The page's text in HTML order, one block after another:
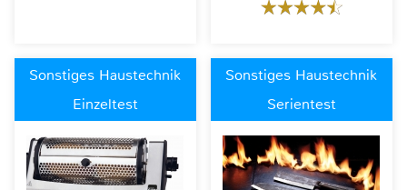
Sonstiges Haustechnik
Einzeltest
Sonstiges Haustechnik
Serientest